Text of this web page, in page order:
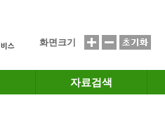
화면크기
자료검색